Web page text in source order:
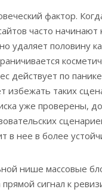
фактор.
часто
удаляет половину
действует по
избежать таких
уже проверены,
в нее в более
нише массовые
сигнал к